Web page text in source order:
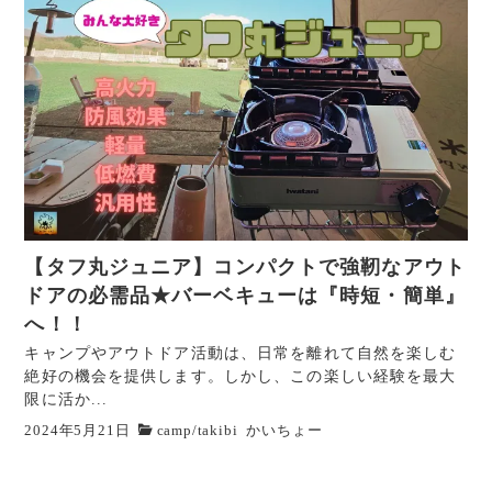
【タフ丸ジュニア】コンパクトで強靭なアウト
ドアの必需品★バーベキューは『時短・簡単』
へ！！
キャンプやアウトドア活動は、日常を離れて自然を楽しむ
絶好の機会を提供します。しかし、この楽しい経験を最大
限に活か...
2024年5月21日 camp/takibi かいちょー